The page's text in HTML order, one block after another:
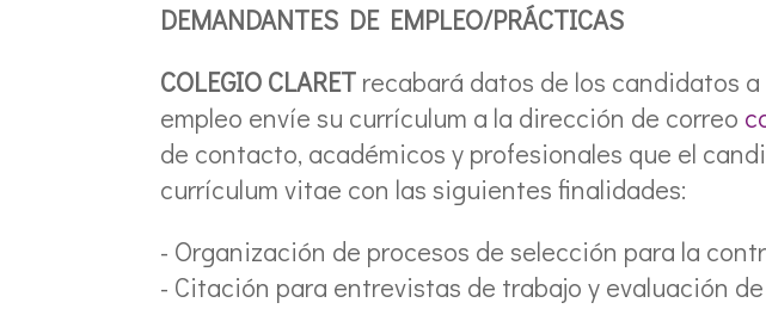
DEMANDANTES DE EMPLEO/PRÁCTICAS
COLEGIO CLARET recabará datos de los candidatos
empleo envíe su currículum a la dirección de correo
de contacto, académicos y profesionales que el
currículum vitae con las siguientes finalidades:
- Organización de procesos de selección para la
- Citación para entrevistas de trabajo y evaluación